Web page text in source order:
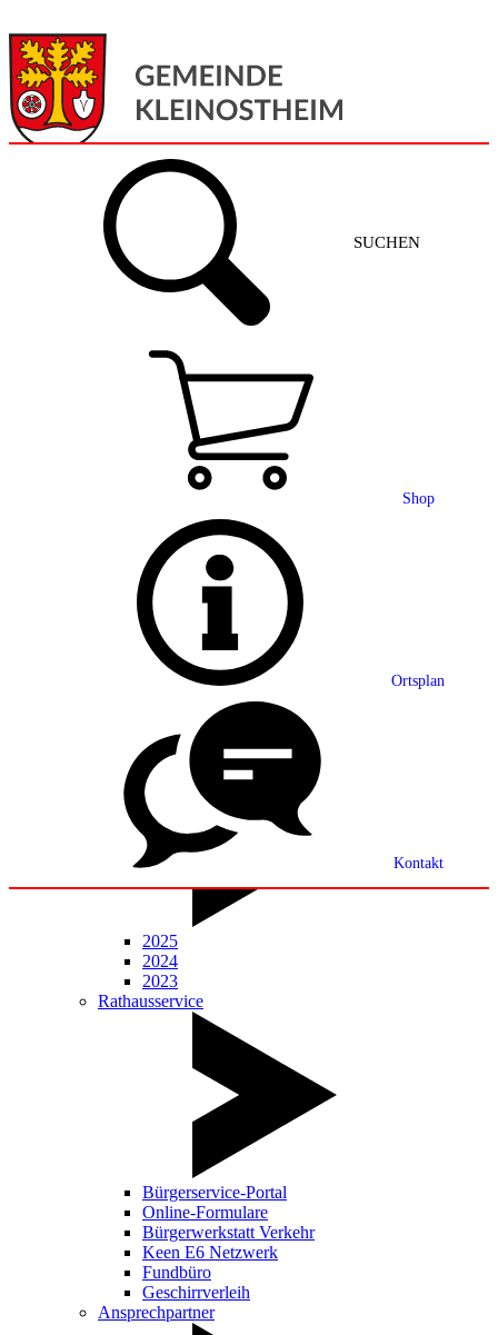
SUCHEN
Shop
Ortsplan
Kontakt
Gemeinde + Service
Grußwort
Ortsplan
Partnerschaft
Statistik
Mitteilungsblatt
2025
2024
2023
Rathausservice
Bürgerservice-Portal
Online-Formulare
Bürgerwerkstatt Verkehr
Keen E6 Netzwerk
Fundbüro
Geschirrverleih
Ansprechpartner